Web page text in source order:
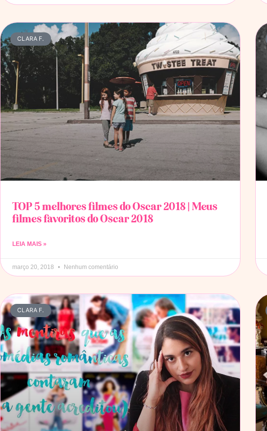
CLARA F.
TOP 5 melhores filmes do Oscar 2018 | Meus
filmes favoritos do Oscar 2018
LEIA MAIS »
março 20, 2018 Nenhum comentário
CLARA F.